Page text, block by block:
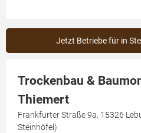
Jetzt Betriebe für in
Trockenbau &
Thiemert
Frankfurter Straße 9a, 15326
Steinhöfel)